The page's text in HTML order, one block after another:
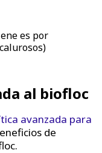
es por
al biofloc
avanzada para
de